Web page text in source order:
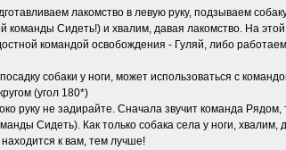
лакомство в левую руку, подзываем
команды Сидеть!) и хвалим, давая лакомство. На
командой освобождения - Гуляй, либо
собаки у ноги, может использоваться с
(угол 180*)
руку не задирайте. Сначала звучит команда
Сидеть). Как только собака села у ноги,
к вам, тем лучше!